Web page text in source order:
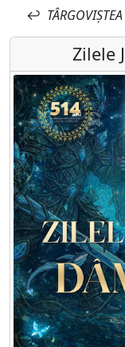
↩
Zilele